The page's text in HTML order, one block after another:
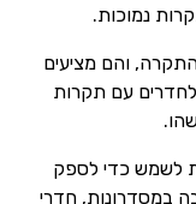
והם מציעים
עם תקרות
כדי לספק
חדרי